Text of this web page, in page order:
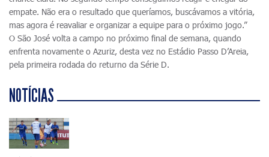
empate. Não era o resultado que queríamos, buscávamos a vitória,
mas agora é reavaliar e organizar a equipe para o próximo jogo.”
O São José volta a campo no próximo final de semana, quando
enfrenta novamente o Azuriz, desta vez no Estádio Passo D’Areia,
pela primeira rodada do returno da Série D.
NOTÍCIAS